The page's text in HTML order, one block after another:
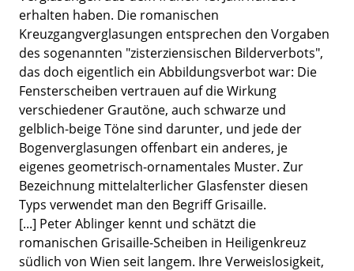
erhalten haben. Die romanischen
Kreuzgangverglasungen entsprechen den Vorgaben
des sogenannten "zisterziensischen Bilderverbots",
das doch eigentlich ein Abbildungsverbot war: Die
Fensterscheiben vertrauen auf die Wirkung
verschiedener Grautöne, auch schwarze und
gelblich-beige Töne sind darunter, und jede der
Bogenverglasungen offenbart ein anderes, je
eigenes geometrisch-ornamentales Muster. Zur
Bezeichnung mittelalterlicher Glasfenster diesen
Typs verwendet man den Begriff Grisaille.
[...] Peter Ablinger kennt und schätzt die
romanischen Grisaille-Scheiben in Heiligenkreuz
südlich von Wien seit langem. Ihre Verweislosigkeit,